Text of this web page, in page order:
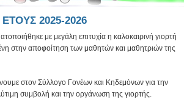
2025-2026
με μεγάλη επιτυχία η καλοκαιρινή γιορτή
στην αποφοίτηση των μαθητών και μαθητριών της
στον Σύλλογο Γονέων και Κηδεμόνων για την
συμβολή και την οργάνωση της γιορτής.